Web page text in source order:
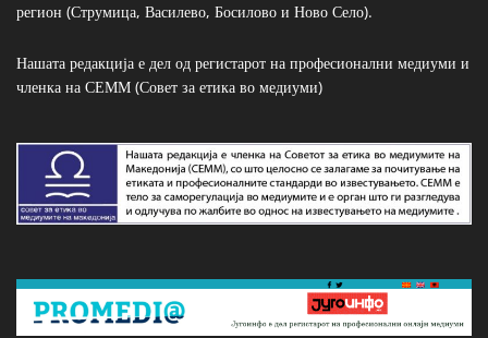
регион (Струмица, Василево, Босилово и Ново Село).
Нашата редакција е дел од регистарот на професионални медиуми и
членка на СЕММ (Совет за етика во медиуми)